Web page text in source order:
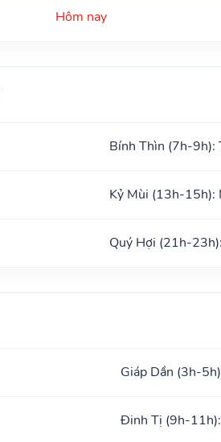
Hôm nay
Bính Thìn (7h-9h):
Kỷ Mùi (13h-15h):
Quý Hợi (21h-
Giáp Dần (3h-
Đinh Tị (9h-11h):